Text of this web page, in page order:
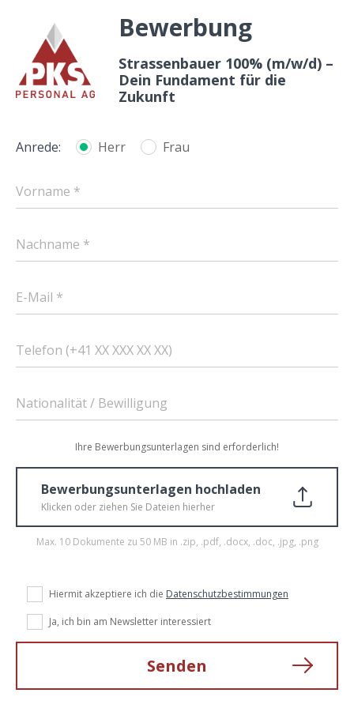
Bewerbung
Strassenbauer 100% (m/w/d) –
Dein Fundament für die
Zukunft
Anrede: Herr Frau
Vorname *
Nachname *
E-Mail *
Telefon (+41 XX XXX XX XX)
Nationalität / Bewilligung
Ihre Bewerbungsunterlagen sind erforderlich!
Bewerbungsunterlagen hochladen
Klicken oder ziehen Sie Dateien hierher
Max. 10 Dokumente zu 50 MB in .zip, .pdf, .docx, .doc, .jpg, .png
Hiermit akzeptiere ich die Datenschutzbestimmungen
Ja, ich bin am Newsletter interessiert
Senden